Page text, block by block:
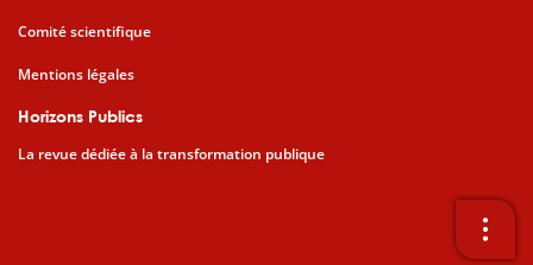
Comité scientifique
Mentions légales
Horizons Publics
La revue dédiée à la transformation publique